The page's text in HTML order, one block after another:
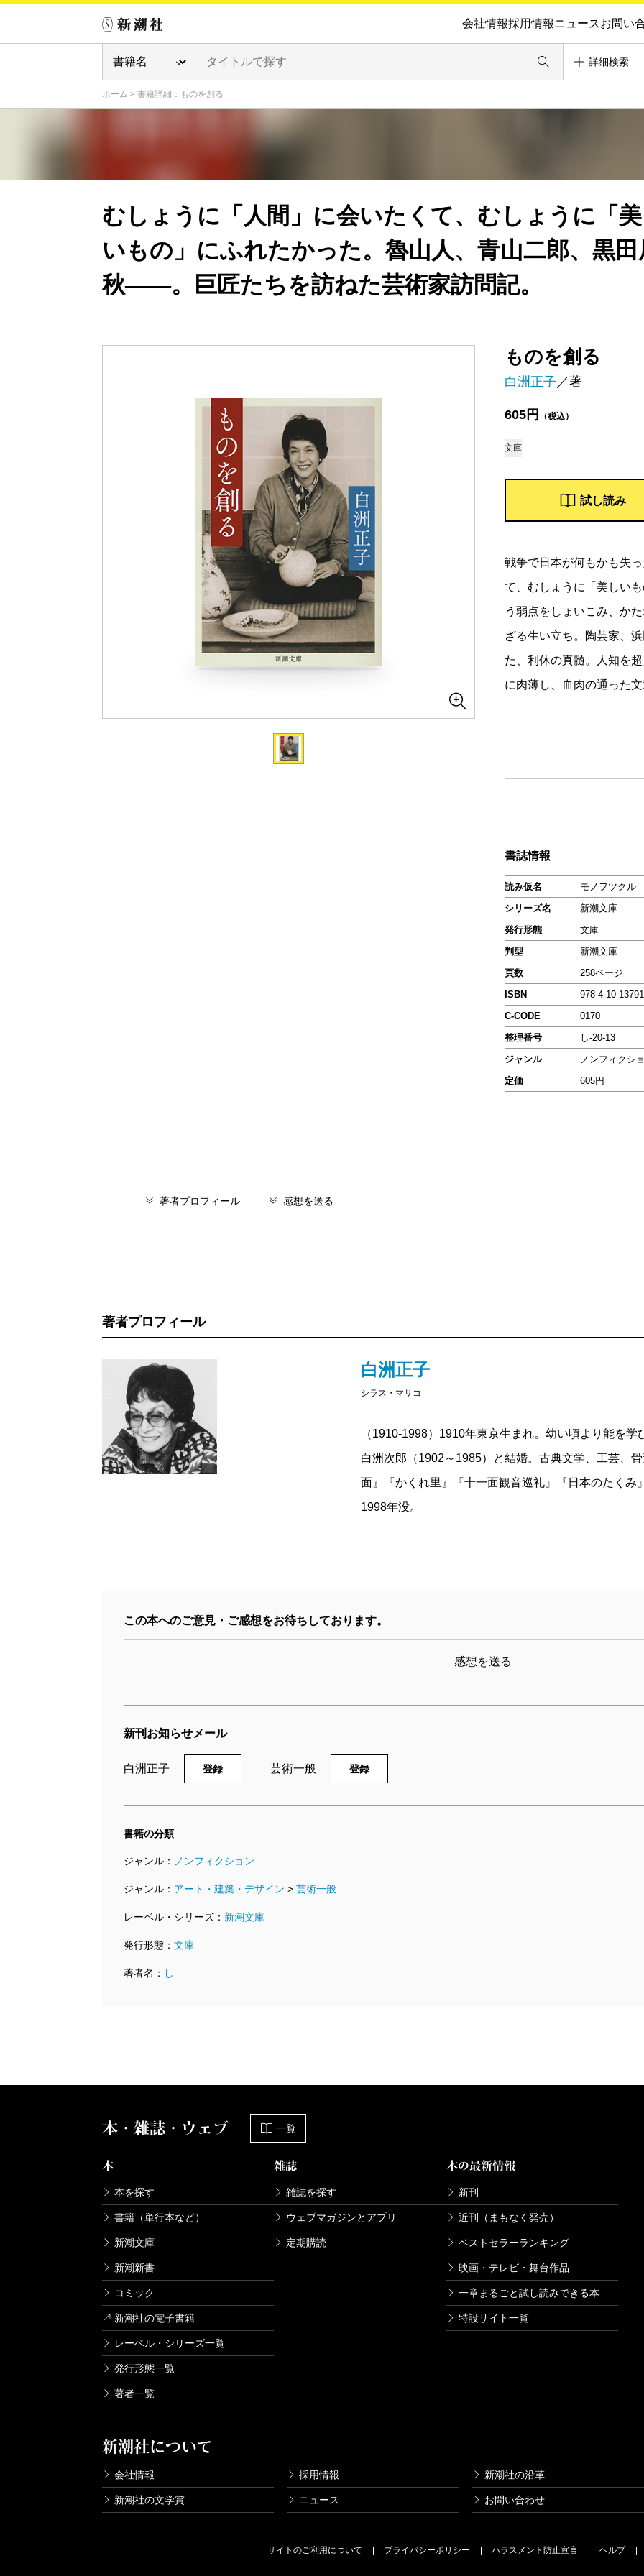
会社情報採用情報ニュースお問い
詳細検索
ホーム > 書籍詳細：ものを創る
ものを創る
白洲正子 ／著
605円 （税込）
文庫
試し読み
むしょうに「人間」に会いたくて、むしょうに「
いもの」にふれたかった。魯山人、青山二郎、黒田
秋――。巨匠たちを訪ねた芸術家訪問記。
戦争で日本が何もかも失
て、むしょうに「美しい
う弱点をしょいこみ、か
ざる生い立ち。陶芸家、
た、利休の真髄。人知を
に肉薄し、血肉の通った
書誌情報
読み仮名
モノヲツクル
シリーズ名
新潮文庫
発行形態
文庫
判型
新潮文庫
頁数
258ページ
ISBN
978-4-10-
C-CODE
0170
整理番号
し-20-13
ジャンル
ノンフィクシ
定価
605円
著者プロフィール 感想を送る
著者プロフィール
白洲正子
シラス・マサコ
（1910-1998）1910年東京生まれ。幼い頃より能を
白洲次郎（1902～1985）と結婚。古典文学、工芸、
面』『かくれ里』『十一面観音巡礼』『日本のたくみ
1998年没。
この本へのご意見・ご感想をお待ちしております。
感想を送る
新刊お知らせメール
白洲正子 登録 芸術一般 登録
書籍の分類
ジャンル： ノンフィクション
ジャンル： アート・建築・デザイン > 芸術一般
レーベル・シリーズ： 新潮文庫
発行形態： 文庫
著者名： し
本・雑誌・ウェブ 一覧
本
本を探す
書籍（単行本など）
新潮文庫
新潮新書
コミック
新潮社の電子書籍
レーベル・シリーズ一覧
発行形態一覧
著者一覧
雑誌
雑誌を探す
ウェブマガジンとアプリ
定期購読
本の最新情報
新刊
近刊（まもなく発売）
ベストセラーランキング
映画・テレビ・舞台作品
一章まるごと試し読みできる本
特設サイト一覧
新潮社について
会社情報 採用情報 新潮社の沿革
新潮社の文学賞 ニュース お問い合わせ
サイトのご利用について プライバシーポリシー ハラスメント防止宣言 ヘルプ